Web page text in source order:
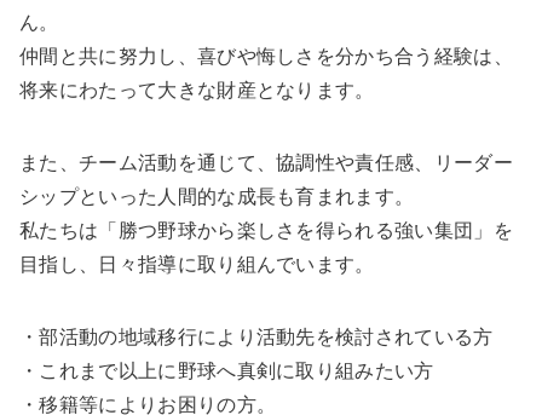
ん。
仲間と共に努力し、喜びや悔しさを分かち合う経験は、
将来にわたって大きな財産となります。
また、チーム活動を通じて、協調性や責任感、リーダー
シップといった人間的な成長も育まれます。
私たちは「勝つ野球から楽しさを得られる強い集団」を
目指し、日々指導に取り組んでいます。
・部活動の地域移行により活動先を検討されている方
・これまで以上に野球へ真剣に取り組みたい方
・移籍等によりお困りの方。